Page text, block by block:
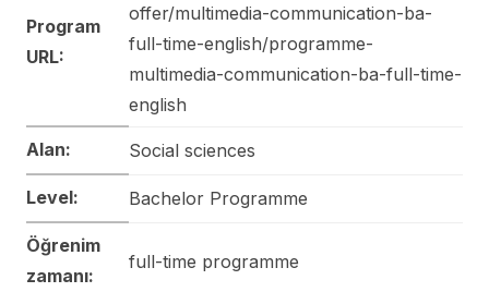
Program
URL:
offer/multimedia-communication-ba-
full-time-english/programme-
multimedia-communication-ba-full-time-
english
Alan: Social sciences
Level: Bachelor Programme
Öğrenim
zamanı:
full-time programme